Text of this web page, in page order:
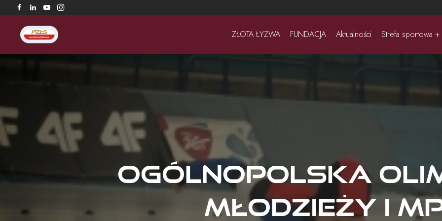
ZŁOTA ŁYŻWA FUNDACJA Aktualności Strefa sportowa +
Ogólnopolska
Młodzieży i